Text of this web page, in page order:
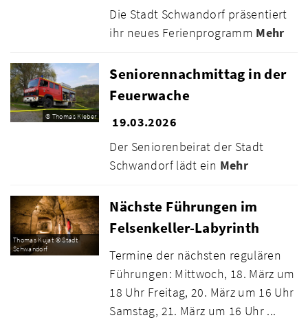
Die Stadt Schwandorf präsentiert
ihr neues Ferienprogramm Mehr
© Thomas Kleber
Seniorennachmittag in der
Feuerwache
19.03.2026
Der Seniorenbeirat der Stadt
Schwandorf lädt ein Mehr
Thomas Kujat © Stadt
Schwandorf
Nächste Führungen im
Felsenkeller-Labyrinth
Termine der nächsten regulären
Führungen: Mittwoch, 18. März um
18 Uhr Freitag, 20. März um 16 Uhr
Samstag, 21. März um 16 Uhr ...